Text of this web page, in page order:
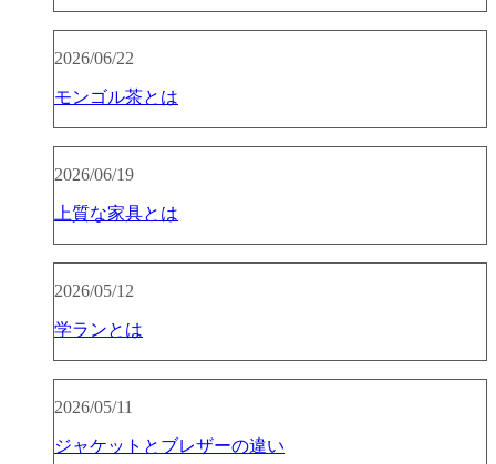
2026/06/22
モンゴル茶とは
2026/06/19
上質な家具とは
2026/05/12
学ランとは
2026/05/11
ジャケットとブレザーの違い